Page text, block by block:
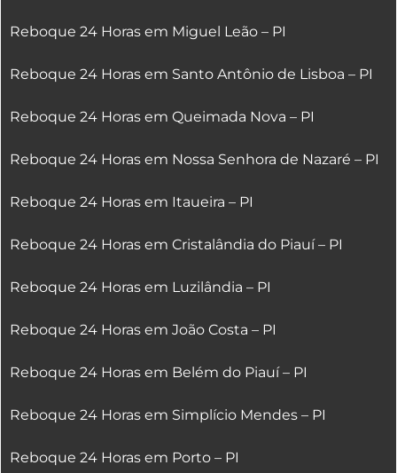
Reboque 24 Horas em Miguel Leão – PI
Reboque 24 Horas em Santo Antônio de Lisboa – PI
Reboque 24 Horas em Queimada Nova – PI
Reboque 24 Horas em Nossa Senhora de Nazaré – PI
Reboque 24 Horas em Itaueira – PI
Reboque 24 Horas em Cristalândia do Piauí – PI
Reboque 24 Horas em Luzilândia – PI
Reboque 24 Horas em João Costa – PI
Reboque 24 Horas em Belém do Piauí – PI
Reboque 24 Horas em Simplício Mendes – PI
Reboque 24 Horas em Porto – PI